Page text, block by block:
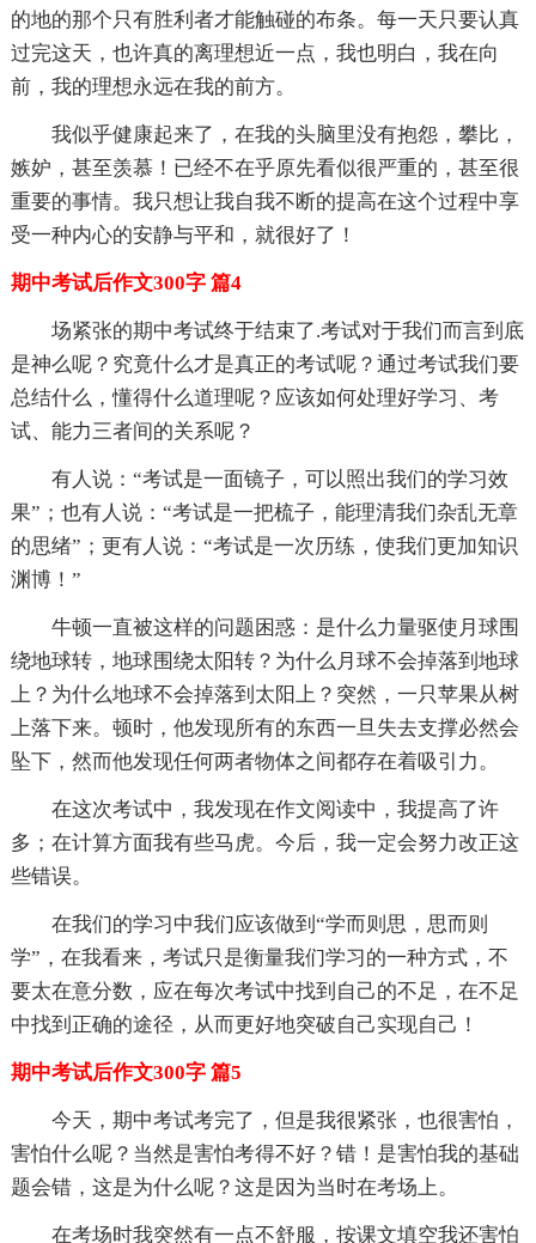
的地的那个只有胜利者才能触碰的布条。每一天只要认真
过完这天，也许真的离理想近一点，我也明白，我在向
前，我的理想永远在我的前方。
我似乎健康起来了，在我的头脑里没有抱怨，攀比，
嫉妒，甚至羡慕！已经不在乎原先看似很严重的，甚至很
重要的事情。我只想让我自我不断的提高在这个过程中享
受一种内心的安静与平和，就很好了！
期中考试后作文300字 篇4
场紧张的期中考试终于结束了.考试对于我们而言到底
是神么呢？究竟什么才是真正的考试呢？通过考试我们要
总结什么，懂得什么道理呢？应该如何处理好学习、考
试、能力三者间的关系呢？
有人说：“考试是一面镜子，可以照出我们的学习效
果”；也有人说：“考试是一把梳子，能理清我们杂乱无章
的思绪”；更有人说：“考试是一次历练，使我们更加知识
渊博！”
牛顿一直被这样的问题困惑：是什么力量驱使月球围
绕地球转，地球围绕太阳转？为什么月球不会掉落到地球
上？为什么地球不会掉落到太阳上？突然，一只苹果从树
上落下来。顿时，他发现所有的东西一旦失去支撑必然会
坠下，然而他发现任何两者物体之间都存在着吸引力。
在这次考试中，我发现在作文阅读中，我提高了许
多；在计算方面我有些马虎。今后，我一定会努力改正这
些错误。
在我们的学习中我们应该做到“学而则思，思而则
学”，在我看来，考试只是衡量我们学习的一种方式，不
要太在意分数，应在每次考试中找到自己的不足，在不足
中找到正确的途径，从而更好地突破自己实现自己！
期中考试后作文300字 篇5
今天，期中考试考完了，但是我很紧张，也很害怕，
害怕什么呢？当然是害怕考得不好？错！是害怕我的基础
题会错，这是为什么呢？这是因为当时在考场上。
在考场时我突然有一点不舒服，按课文填空我还害怕